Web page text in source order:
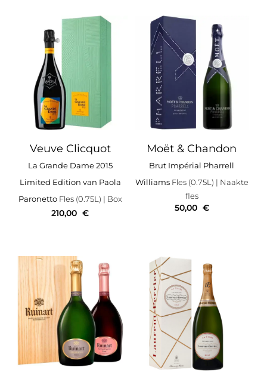
Veuve Clicquot
La Grande Dame 2015
Limited Edition van Paola
ParonettoFles (0.75L) | Box
210,00 €
Moët & Chandon
Brut Impérial Pharrell
WilliamsFles (0.75L) | Naakte
fles
50,00 €